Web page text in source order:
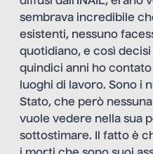
sembrava incredibile
esistenti, nessuno
quotidiano, e così
quindici anni ho
luoghi di lavoro. Sono i
Stato, che però
vuole vedere nella sua
sottostimare. Il fatto è